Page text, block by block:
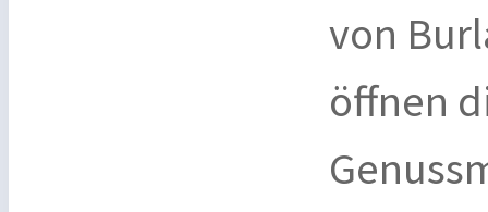
von
öffnen